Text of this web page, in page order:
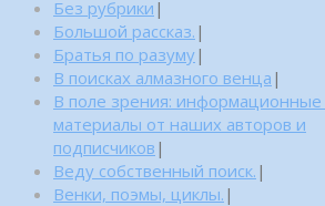
Без рубрики |
Большой рассказ. |
Братья по разуму|
В поисках алмазного венца |
В поле зрения:
материалы от наших авторов и
подписчиков |
Веду собственный поиск. |
Венки, поэмы, циклы. |